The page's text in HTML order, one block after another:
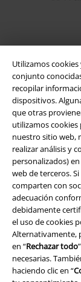
Utilizamos
conjunto
recopilar
dispositivos.
que otras
utilizamos cookies
nuestro sitio web,
realizar análisis y
personalizados)
web de terceros.
comparten con
adecuación
debidamente
el uso de cookies
Alternativamente,
en “Rechazar todo
necesarias.
haciendo clic en “
Legal